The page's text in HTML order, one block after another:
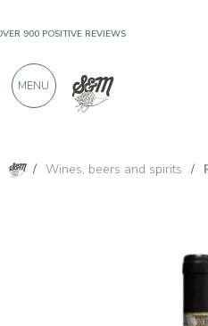
/ Wines, beers and spirits /
900 POSITIVE REVIEWS
MENU